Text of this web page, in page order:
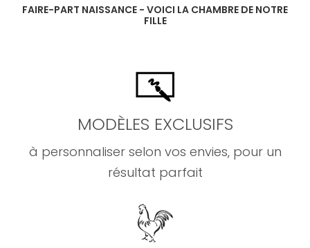
FAIRE-PART NAISSANCE - VOICI LA CHAMBRE DE NOTRE
FILLE
MODÈLES EXCLUSIFS
à personnaliser selon vos envies, pour un
résultat parfait